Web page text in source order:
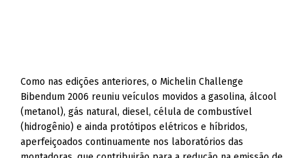
Como nas edições anteriores, o Michelin Challenge
Bibendum 2006 reuniu veículos movidos a gasolina, álcool
(metanol), gás natural, diesel, célula de combustível
(hidrogênio) e ainda protótipos elétricos e híbridos,
aperfeiçoados continuamente nos laboratórios das